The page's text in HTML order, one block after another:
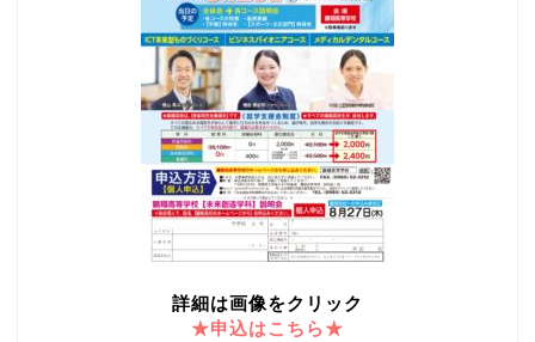
詳細は画像をクリック
★申込はこちら★